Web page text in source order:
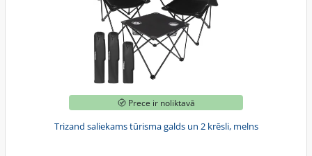
Prece ir noliktavā
Trizand saliekams tūrisma galds un 2 krēsli, melns